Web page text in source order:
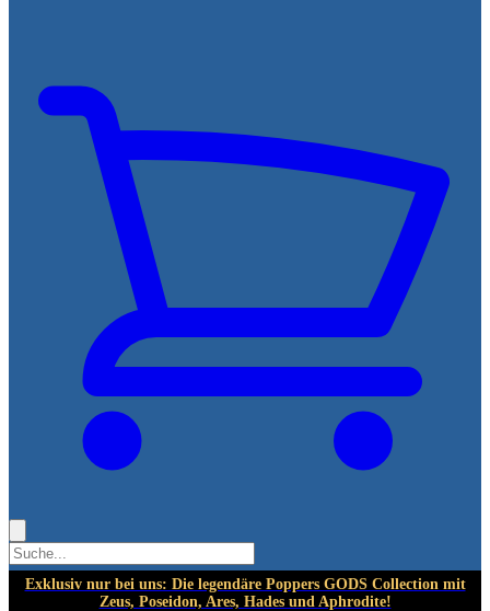
Exklusiv nur bei uns: Die legendäre Poppers GODS Collection mit
Zeus, Poseidon, Ares, Hades und Aphrodite!